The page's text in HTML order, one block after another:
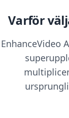
Varför
EnhanceVideo